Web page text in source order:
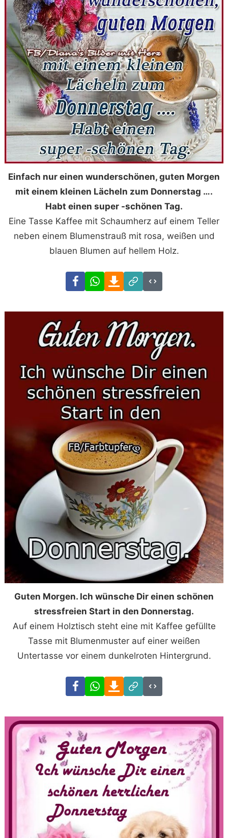
Einfach nur einen wunderschönen, guten Morgen
mit einem kleinen Lächeln zum Donnerstag ….
Habt einen super -schönen Tag.
Eine Tasse Kaffee mit Schaumherz auf einem Teller
neben einem Blumenstrauß mit rosa, weißen und
blauen Blumen auf hellem Holz.
FacebookWhatsAppDownload
Link
Code
Guten Morgen. Ich wünsche Dir einen schönen
stressfreien Start in den Donnerstag.
Auf einem Holztisch steht eine mit Kaffee gefüllte
Tasse mit Blumenmuster auf einer weißen
Untertasse vor einem dunkelroten Hintergrund.
FacebookWhatsAppDownload
Link
Code